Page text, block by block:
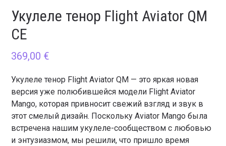
Укулеле тенор Flight Aviator QM
CE
369,00 €
Укулеле тенор Flight Aviator QM — это яркая новая
версия уже полюбившейся модели Flight Aviator
Mango, которая привносит свежий взгляд и звук в
этот смелый дизайн. Поскольку Aviator Mango была
встречена нашим укулеле-сообществом с любовью
и энтузиазмом, мы решили, что пришло время